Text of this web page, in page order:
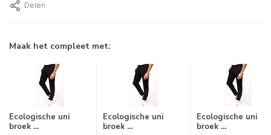
Delen
Maak het compleet met:
Ecologische uni
broek ...
Ecologische uni
broek ...
Ecologische uni
broek ...